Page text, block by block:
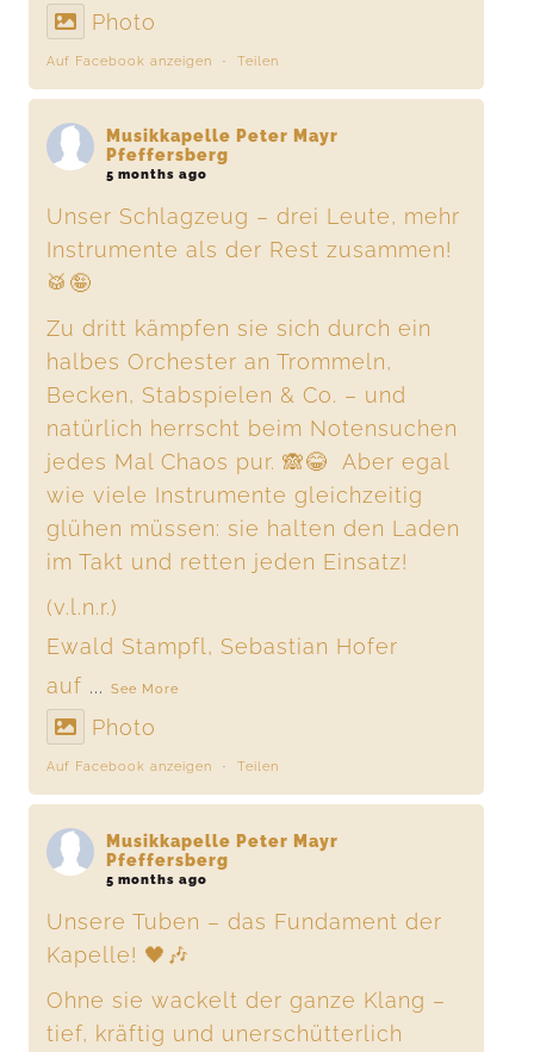
Photo
Auf Facebook anzeigen · Teilen
Musikkapelle Peter Mayr
Pfeffersberg
5 months ago
Unser Schlagzeug – drei Leute, mehr
Instrumente als der Rest zusammen!
🥁🤪
Zu dritt kämpfen sie sich durch ein
halbes Orchester an Trommeln,
Becken, Stabspielen & Co. – und
natürlich herrscht beim Notensuchen
jedes Mal Chaos pur. 🙈😂 Aber egal
wie viele Instrumente gleichzeitig
glühen müssen: sie halten den Laden
im Takt und retten jeden Einsatz!
(v.l.n.r.)
Ewald Stampfl, Sebastian Hofer
auf ...See More
Photo
Auf Facebook anzeigen · Teilen
Musikkapelle Peter Mayr
Pfeffersberg
5 months ago
Unsere Tuben – das Fundament der
Kapelle! 🖤🎶
Ohne sie wackelt der ganze Klang –
tief, kräftig und unerschütterlich